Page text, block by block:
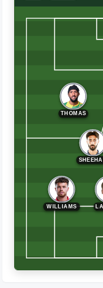
WILLIAMS
THOMAS